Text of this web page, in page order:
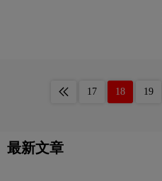
17 18 19
最新文章